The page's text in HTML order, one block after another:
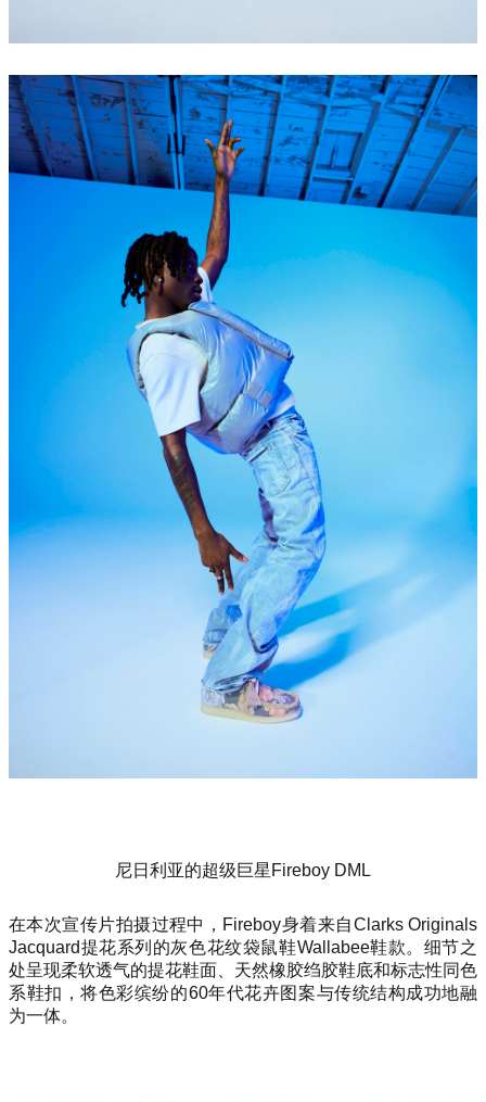
尼日利亚的超级巨星Fireboy DML
在本次宣传片拍摄过程中，Fireboy身着来自Clarks Originals
Jacquard提花系列的灰色花纹袋鼠鞋Wallabee鞋款。细节之
处呈现柔软透气的提花鞋面、天然橡胶绉胶鞋底和标志性同色
系鞋扣，将色彩缤纷的60年代花卉图案与传统结构成功地融
为一体。